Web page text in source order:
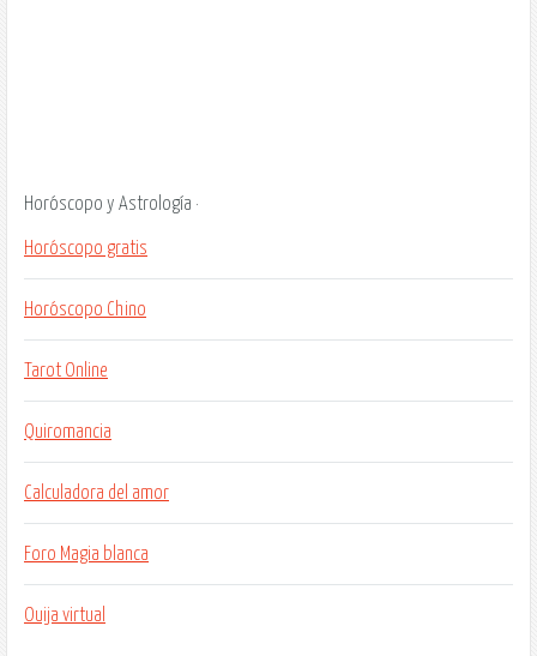
Horóscopo y Astrología ·
Horóscopo gratis
Horóscopo Chino
Tarot Online
Quiromancia
Calculadora del amor
Foro Magia blanca
Ouija virtual